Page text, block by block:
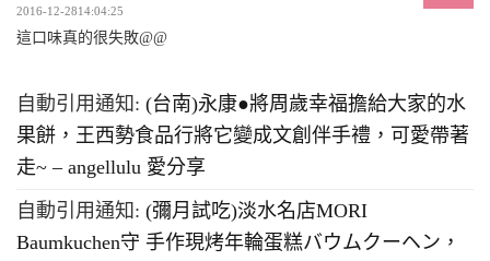
2016-12-2814:04:25
這口味真的很失敗@@
自動引用通知: (台南)永康●將周歲幸福擔給大家的水
果餅，王西勢食品行將它變成文創伴手禮，可愛帶著
走~ – angellulu 愛分享
自動引用通知: (彌月試吃)淡水名店MORI
Baumkuchen守 手作現烤年輪蛋糕バウムクーヘン，